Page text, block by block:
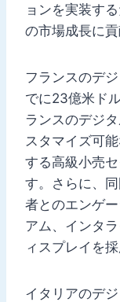
ョンを実装す
の市場成長に貢
フランスのデ
でに23億米ド
ランスのデジ
スタマイズ可
する高級小売
す。さらに、
者とのエンゲ
アム、インタ
ィスプレイを
イタリアのデ